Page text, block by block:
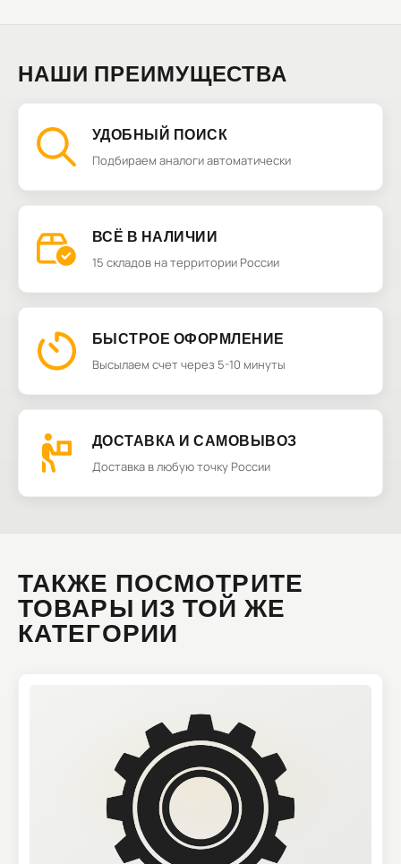
НАШИ ПРЕИМУЩЕСТВА
УДОБНЫЙ ПОИСК
Подбираем аналоги автоматически
ВСЁ В НАЛИЧИИ
15 складов на территории России
БЫСТРОЕ ОФОРМЛЕНИЕ
Высылаем счет через 5-10 минуты
ДОСТАВКА И САМОВЫВОЗ
Доставка в любую точку России
ТАКЖЕ ПОСМОТРИТЕ
ТОВАРЫ ИЗ ТОЙ ЖЕ
КАТЕГОРИИ